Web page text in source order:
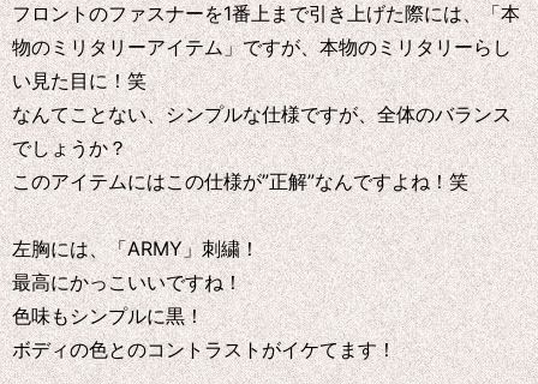
フロントのファスナーを1番上まで引き上げた際には、「本
物のミリタリーアイテム」ですが、本物のミリタリーらし
い見た目に！笑
なんてことない、シンプルな仕様ですが、全体のバランス
でしょうか？
このアイテムにはこの仕様が”正解”なんですよね！笑
左胸には、「ARMY」刺繍！
最高にかっこいいですね！
色味もシンプルに黒！
ボディの色とのコントラストがイケてます！